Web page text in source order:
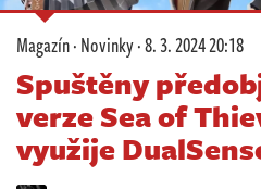
Soutěže
Databáze
Komunita
Redakce
Magazín·Novinky·8. 3. 2024 20:18
Spuštěny
verze Sea of
využije